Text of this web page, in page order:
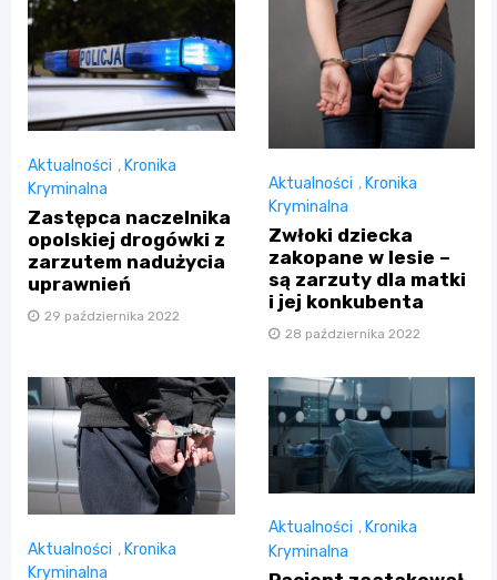
Aktualności , Kronika
Kryminalna
Zastępca naczelnika
opolskiej drogówki z
zarzutem nadużycia
uprawnień
29 października 2022
Aktualności , Kronika
Kryminalna
Zwłoki dziecka
zakopane w lesie –
są zarzuty dla matki
i jej konkubenta
28 października 2022
Aktualności , Kronika
Kryminalna
Aktualności , Kronika
Kryminalna